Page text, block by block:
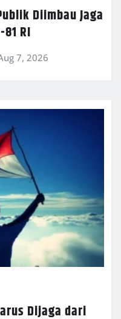
Diimbau Jaga
RI
7, 2026
Dijaga dari